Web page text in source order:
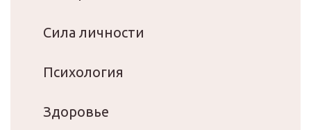
Сила личности
Психология
Здоровье